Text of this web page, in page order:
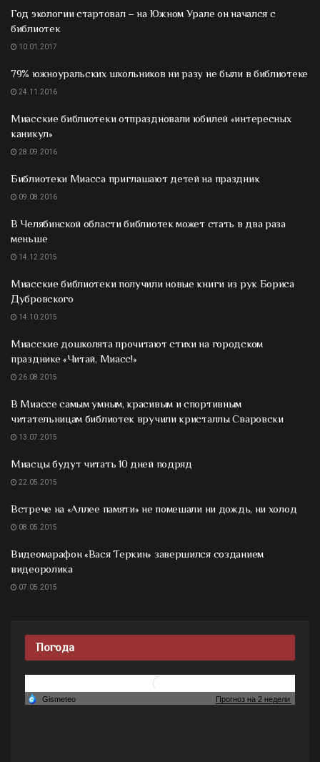
Год экологии стартовал – на Южном Урале он начался с
библиотек
10.01.2017
79% южноуральских школьников ни разу не были в библиотеке
24.11.2016
Миасские библиотеки отпраздновали юбилей «интересных
каникул»
28.09.2016
Библиотеки Миасса приглашают детей на праздник
09.08.2016
В Челябинской области библиотек может стать в два раза
меньше
14.12.2015
Миасские библиотеки получили новые книги из рук Бориса
Дубровского
14.10.2015
Миасские дошколята прочитают стихи на городском
празднике «Читай, Миасс!»
26.08.2015
В Миассе самым умным, красивым и спортивным
читательницам библиотек вручили кристаллы Сваровски
13.07.2015
Миасцы будут читать 10 дней подряд
22.05.2015
Встрече на «Аллее памяти» не помешали ни дождь, ни холод
08.05.2015
Видеомарафон «Вася Теркин» завершился созданием
видеоролика
07.05.2015
Погода